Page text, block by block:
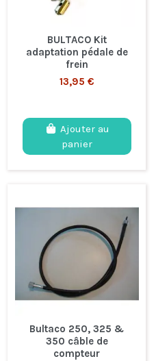
BULTACO Kit
adaptation pédale de
frein
13,95 €
Ajouter au
panier
Bultaco 250, 325 &
350 câble de
compteur